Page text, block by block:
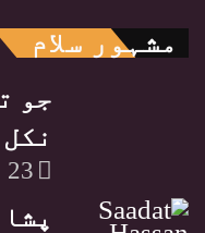
مشہور سلام
جو
23 مئی, 2020